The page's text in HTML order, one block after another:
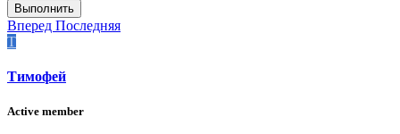
Выполнить
Вперед Последняя
Т
Тимофей
Active member